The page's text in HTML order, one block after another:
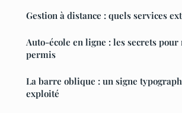
Gestion à distance : quels services
Auto-école en ligne : les secrets
permis
La barre oblique : un signe
exploité